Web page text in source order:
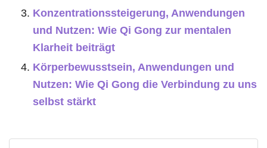
Konzentrationssteigerung, Anwendungen
und Nutzen: Wie Qi Gong zur mentalen
Klarheit beiträgt
Körperbewusstsein, Anwendungen und
Nutzen: Wie Qi Gong die Verbindung zu uns
selbst stärkt